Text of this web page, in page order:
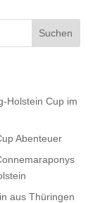
Suchen
Holstein Cup im
Abenteuer
aus Thüringen